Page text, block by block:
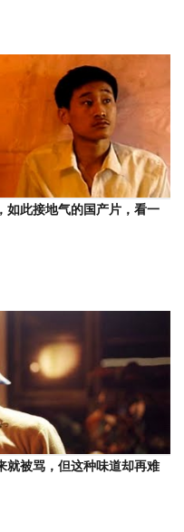
如此接地气的国产片，看一
就被骂，但这种味道却再难